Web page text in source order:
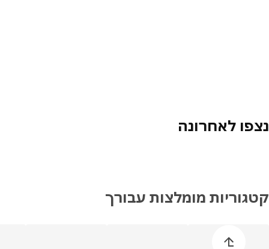
לאחרונה
מומלצות עבורך